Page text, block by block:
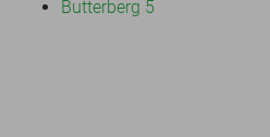
Butterberg 5